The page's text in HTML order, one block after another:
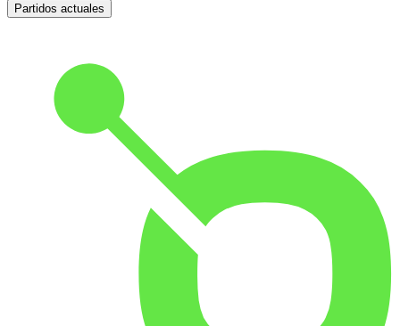
Partidos actuales